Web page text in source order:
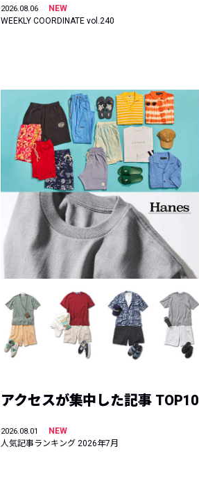
2026.08.06
NEW
WEEKLY COORDINATE vol.240
アクセスが集中した記事 TOP10
2026.08.01
NEW
人気記事ランキング 2026年7月